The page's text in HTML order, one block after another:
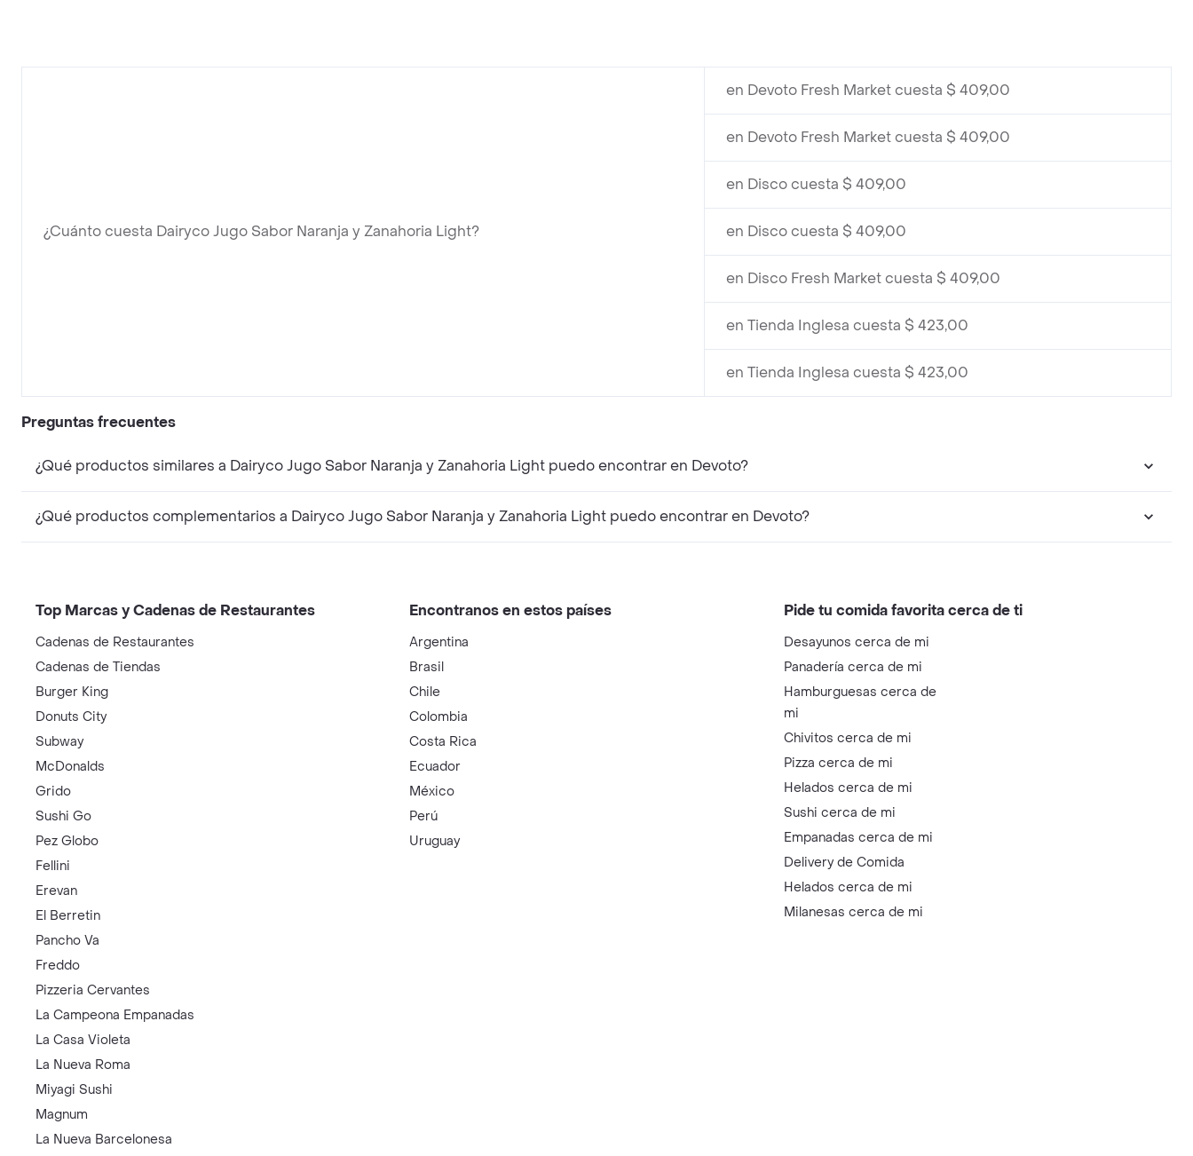
¿Cuánto cuesta Dairyco Jugo Sabor Naranja y Zanahoria Light?
en Devoto Fresh Market cuesta $ 409,00
en Devoto Fresh Market cuesta $ 409,00
en Disco cuesta $ 409,00
en Disco cuesta $ 409,00
en Disco Fresh Market cuesta $ 409,00
en Tienda Inglesa cuesta $ 423,00
en Tienda Inglesa cuesta $ 423,00
Preguntas frecuentes
¿Qué productos similares a Dairyco Jugo Sabor Naranja y Zanahoria Light puedo encontrar en Devoto?
¿Qué productos complementarios a Dairyco Jugo Sabor Naranja y Zanahoria Light puedo encontrar en Devoto?
Top Marcas y Cadenas de Restaurantes
Cadenas de Restaurantes
Cadenas de Tiendas
Burger King
Donuts City
Subway
McDonalds
Grido
Sushi Go
Pez Globo
Fellini
Erevan
El Berretin
Pancho Va
Freddo
Pizzeria Cervantes
La Campeona Empanadas
La Casa Violeta
La Nueva Roma
Miyagi Sushi
Magnum
La Nueva Barcelonesa
Encontranos en estos países
Argentina
Brasil
Chile
Colombia
Costa Rica
Ecuador
México
Perú
Uruguay
Pide tu comida favorita cerca de ti
Desayunos cerca de mi
Panadería cerca de mi
Hamburguesas cerca de
mi
Chivitos cerca de mi
Pizza cerca de mi
Helados cerca de mi
Sushi cerca de mi
Empanadas cerca de mi
Delivery de Comida
Helados cerca de mi
Milanesas cerca de mi